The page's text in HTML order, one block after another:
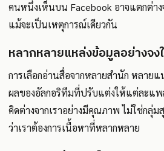
คนหนึ่งเห็นบน Facebook อาจแตกต่าง
แม้จะเป็นเหตุการณ์เดียวกัน
หลากหลายแหล่งข้อมูลอย่างจง
การเลือกอ่านสื่อจากหลายสำนัก หลาย
ผลของอัลกอริทึมที่ปรับแต่งให้แต่ละแ
คิดต่างจากเราอย่างมีคุณภาพ ไม่ใช่กลุ่ม
ว่าเราต้องการเนื้อหาที่หลากหลาย